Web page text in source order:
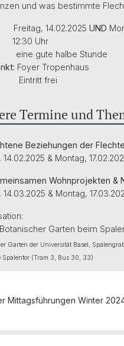
und was bestimmte
Freitag, 14.02.2025 UND
: 12:30 Uhr
eine gute halbe Stunde
Foyer Tropenhaus
frei
Termine und
Beziehungen der
14.02.2025 & Montag,
Wohnprojekten &
14.03.2025 & Montag,
Garten beim
Garten der Universität Basel,
Spalentor (Tram 3, Bus 30, 33)
Mittagsführungen Winter